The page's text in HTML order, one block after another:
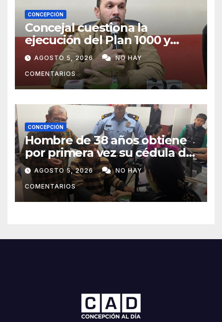
CONCEPCIÓN
Concejal cuestiona la
ejecución del Plan 1000 y
pide mayor participación del
municipio
AGOSTO 5, 2026 NO HAY
COMENTARIOS
CONCEPCIÓN
Hombre de 38 años obtiene
por primera vez su cédula de
identidad en Concepción
AGOSTO 5, 2026 NO HAY
COMENTARIOS